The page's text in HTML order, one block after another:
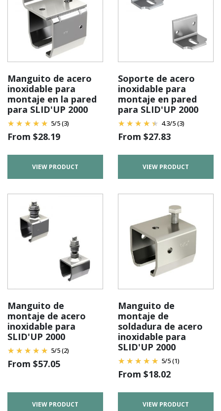
Manguito de acero
inoxidable para
montaje en la pared
para SLID'UP 2000
5/5(3)
From $28.19
VIEW PRODUCT
Soporte de acero
inoxidable para
montaje en pared
para SLID'UP 2000
4.3/5(3)
From $27.83
VIEW PRODUCT
Manguito de
montaje de acero
inoxidable para
SLID'UP 2000
5/5(2)
From $57.05
VIEW PRODUCT
Manguito de
montaje de
soldadura de acero
inoxidable para
SLID'UP 2000
5/5(1)
From $18.02
VIEW PRODUCT